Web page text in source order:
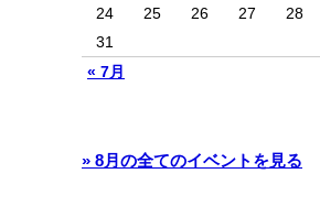
« 7月
24
25 26 27 28
31
» 8月の全てのイベントを見る